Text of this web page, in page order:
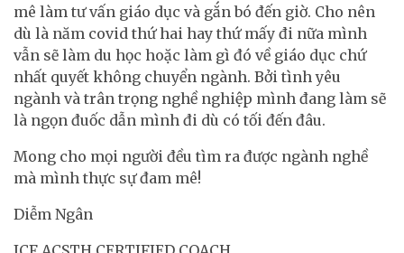
mê làm tư vấn giáo dục và gắn bó đến giờ. Cho nên
dù là năm covid thứ hai hay thứ mấy đi nữa mình
vẫn sẽ làm du học hoặc làm gì đó về giáo dục chứ
nhất quyết không chuyển ngành. Bởi tình yêu
ngành và trân trọng nghề nghiệp mình đang làm sẽ
là ngọn đuốc dẫn mình đi dù có tối đến đâu.
Mong cho mọi người đều tìm ra được ngành nghề
mà mình thực sự đam mê!
Diễm Ngân